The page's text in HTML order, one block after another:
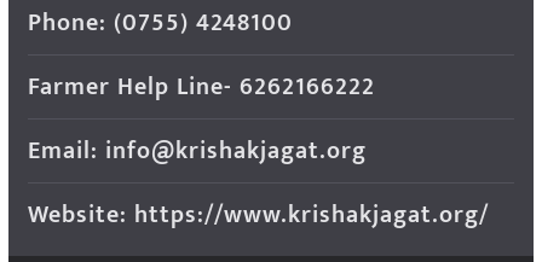
Phone: (0755) 4248100
Farmer Help Line- 6262166222
Email: info@krishakjagat.org
Website: https://www.krishakjagat.org/